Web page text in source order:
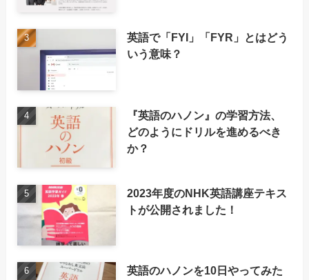
英語で「FYI」「FYR」とはどう
いう意味？
『英語のハノン』の学習方法、
どのようにドリルを進めるべき
か？
2023年度のNHK英語講座テキス
トが公開されました！
英語のハノンを10日やってみた